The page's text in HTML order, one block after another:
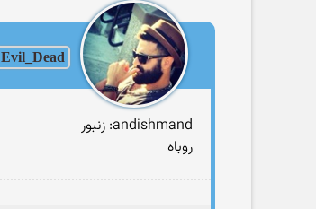
Evil_Dead
andishmand: زنبور
روباه